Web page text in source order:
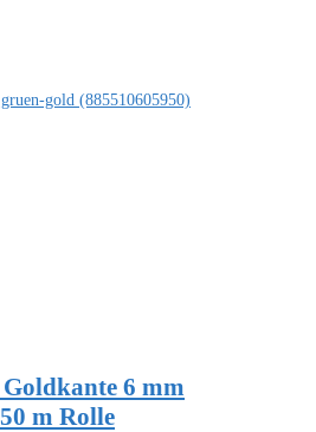
6 mm
m Rolle